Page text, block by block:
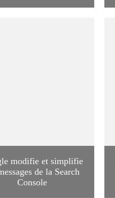
modifie et simplifie
de la Search
Console